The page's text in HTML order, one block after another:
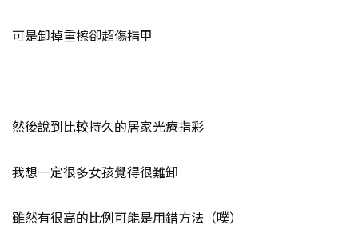
可是卸掉重擦卻超傷指甲
然後說到比較持久的居家光療指彩
我想一定很多女孩覺得很難卸
雖然有很高的比例可能是用錯方法（噗）